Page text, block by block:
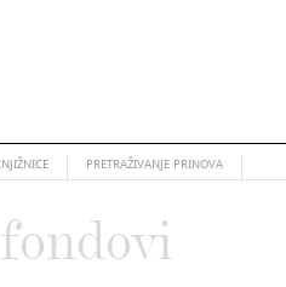
PRETRAŽIVANJE PRINOVA